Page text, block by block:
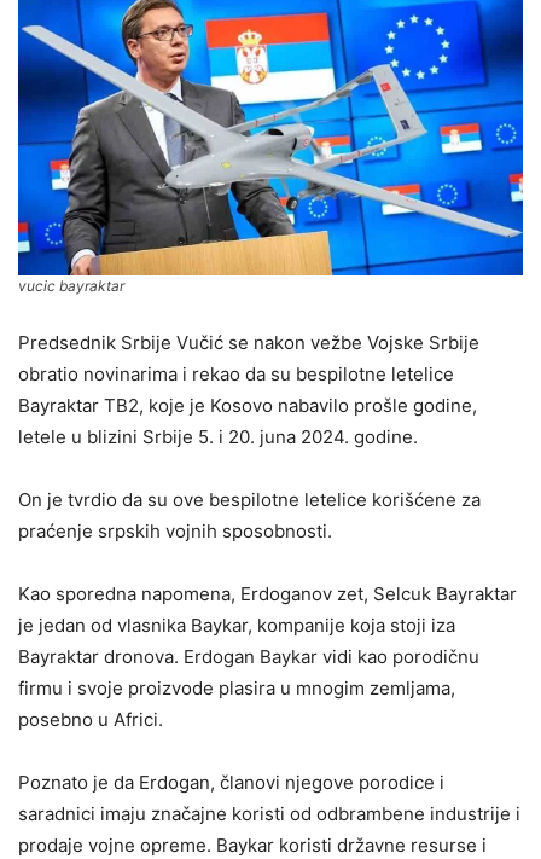
vucic bayraktar
Predsednik Srbije Vučić se nakon vežbe Vojske Srbije
obratio novinarima i rekao da su bespilotne letelice
Bayraktar ​​TB2, koje je Kosovo nabavilo prošle godine,
letele u blizini Srbije 5. i 20. juna 2024. godine.
On je tvrdio da su ove bespilotne letelice korišćene za
praćenje srpskih vojnih sposobnosti.
Kao sporedna napomena, Erdoganov zet, Selcuk Bayraktar ​​
je jedan od vlasnika Baykar, kompanije koja stoji iza
Bayraktar ​​dronova. Erdogan Baykar vidi kao porodičnu
firmu i svoje proizvode plasira u mnogim zemljama,
posebno u Africi.
Poznato je da Erdogan, članovi njegove porodice i
saradnici imaju značajne koristi od odbrambene industrije i
prodaje vojne opreme. Baykar koristi državne resurse i